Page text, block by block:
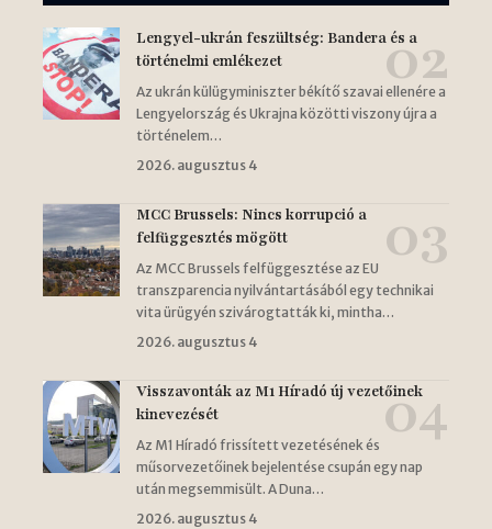
Lengyel-ukrán feszültség: Bandera és a
történelmi emlékezet
Az ukrán külügyminiszter békítő szavai ellenére a
Lengyelország és Ukrajna közötti viszony újra a
történelem…
2026. augusztus 4
MCC Brussels: Nincs korrupció a
felfüggesztés mögött
Az MCC Brussels felfüggesztése az EU
transzparencia nyilvántartásából egy technikai
vita ürügyén szivárogtatták ki, mintha…
2026. augusztus 4
Visszavonták az M1 Híradó új vezetőinek
kinevezését
Az M1 Híradó frissített vezetésének és
műsorvezetőinek bejelentése csupán egy nap
után megsemmisült. A Duna…
2026. augusztus 4